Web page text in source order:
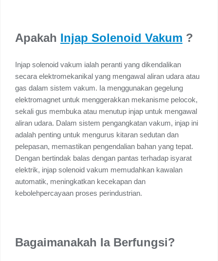
Apakah Injap Solenoid Vakum ?
Injap solenoid vakum ialah peranti yang dikendalikan
secara elektromekanikal yang mengawal aliran udara atau
gas dalam sistem vakum. Ia menggunakan gegelung
elektromagnet untuk menggerakkan mekanisme pelocok,
sekali gus membuka atau menutup injap untuk mengawal
aliran udara. Dalam sistem pengangkatan vakum, injap ini
adalah penting untuk mengurus kitaran sedutan dan
pelepasan, memastikan pengendalian bahan yang tepat.
Dengan bertindak balas dengan pantas terhadap isyarat
elektrik, injap solenoid vakum memudahkan kawalan
automatik, meningkatkan kecekapan dan
kebolehpercayaan proses perindustrian.
Bagaimanakah Ia Berfungsi?